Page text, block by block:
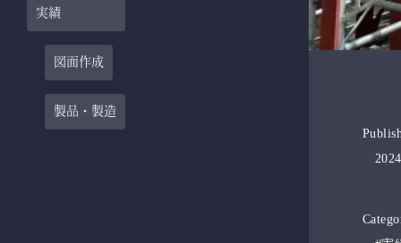
実績
図面作成
製品・製造